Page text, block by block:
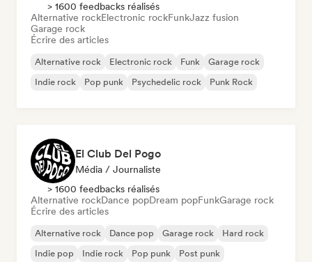
> 1600 feedbacks réalisés
Alternative rockElectronic rockFunkJazz fusion
Garage rock
Écrire des articles
Alternative rock Electronic rock Funk
Garage rock
Indie rock
Pop punk Psychedelic rock Punk Rock
El Club Del Pogo
Média / Journaliste
> 1600 feedbacks réalisés
Alternative rockDance popDream popFunkGarage rock
Écrire des articles
Alternative rock Dance pop Garage rock
Hard rock
Indie pop
Indie rock Pop punk Post punk